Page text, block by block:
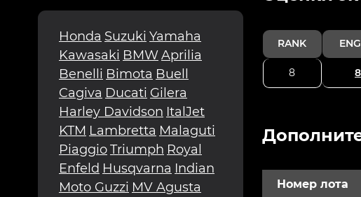
Honda Suzuki Yamaha
Kawasaki BMWAprilia
Benelli Bimota Buell
Cagiva Ducati Gilera
Harley Davidson ItalJet
KTM Lambretta Malaguti
PiaggioTriumph Royal
Enfeld Husqvarna Indian
Moto Guzzi MV Agusta
RANK
8 8
Номер лота